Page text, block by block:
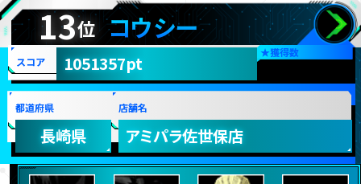
13位 コウシー
★獲得数
スコア 1051357pt
都道府県
長崎県
店舗名
アミパラ佐世保店